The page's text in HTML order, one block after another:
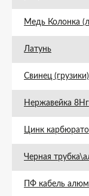
Медь Колонка
Латунь
Свинец (грузики)
Нержавейка 8Нг
Цинк
Черная
ПФ кабель